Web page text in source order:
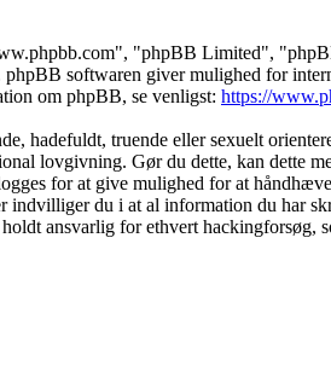
"phpBB Limited",
phpBB softwaren giver mulighed for
om phpBB, se venligst: https://
truende eller sexuelt
lovgivning. Gør du dette, kan dette
for at give mulighed for at
du i at al information du har
ansvarlig for ethvert hackingforsøg,